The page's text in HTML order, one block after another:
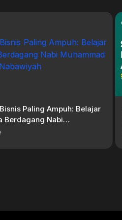
Paling Ampuh: Belajar
Berdagang Nabi